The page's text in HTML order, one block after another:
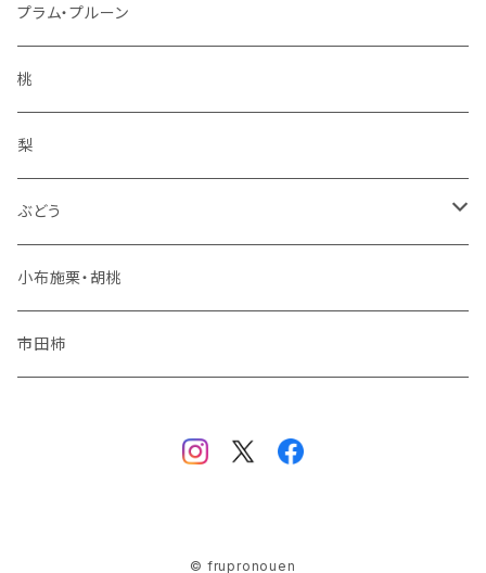
ぐんま名月
王林
サンふじ
冬りんご
夏りんご
秋りんご
冷凍フルーツ
コンポート
プラム・プルーン
桃
梨
ぶどう
シャインマスカット
ナガノパープル
小布施栗・胡桃
市田柿
© frupronouen